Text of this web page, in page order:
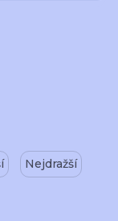
Nejdražší